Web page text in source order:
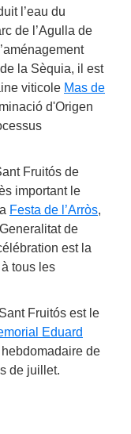
l’eau du
de l’Agulla de
la Sèquia, il est
viticole Mas de
d'Origen
Fruitós de
important le
Festa de l’Arròs,
de
est la
tous les
Fruitós est le
Eduard
de
de juillet.